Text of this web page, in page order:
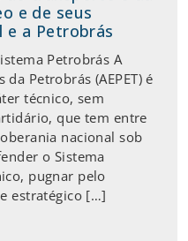
e de seus
e a Petrobrás
Petrobrás A
Petrobrás (AEPET) é
técnico, sem
que tem entre
nacional sob
o Sistema
pugnar pelo
estratégico […]